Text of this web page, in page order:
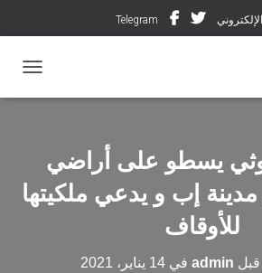
الإلكتروني Telegram
يسطو على أراضي
إب و يدعي ملكيتها
للأوقاف
admin في 14 يناير، 2021